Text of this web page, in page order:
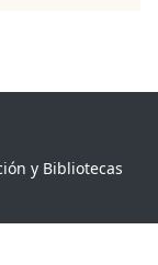
y Bibliotecas